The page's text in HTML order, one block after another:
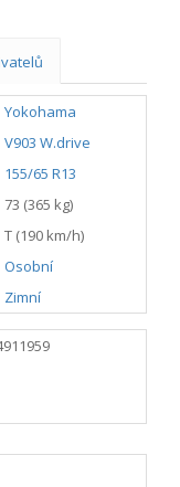
Yokohama
V903 W.drive
155/65 R13
73 (365 kg)
T (190 km/h)
Osobní
Zimní